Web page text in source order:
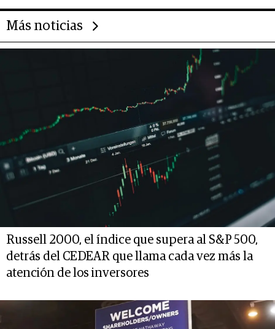
Más noticias
Russell 2000, el índice que supera al S&P 500,
detrás del CEDEAR que llama cada vez más la
atención de los inversores